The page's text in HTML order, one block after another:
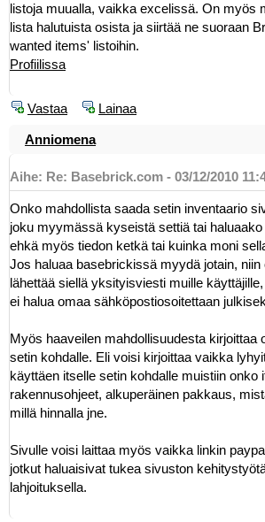
listoja muualla, vaikka excelissä. On myös
lista halutuista osista ja siirtää ne suoraan
wanted items' listoihin.
Profiilissa
Vastaa Lainaa
Anniomena
Aihe: Re: Basebrick.com - 03/12/2010
Onko mahdollista saada setin inventaario
joku myymässä kyseistä settiä tai
ehkä myös tiedon ketkä tai kuinka moni
Jos haluaa basebrickissä myydä jotain, niin
lähettää siellä yksityisviesti muille
ei halua omaa sähköpostiosoitettaan
Myös haaveilen mahdollisuudesta kirjoittaa
setin kohdalle. Eli voisi kirjoittaa vaikka
käyttäen itselle setin kohdalle muistiin onko
rakennusohjeet, alkuperäinen pakkaus,
millä hinnalla jne.
Sivulle voisi laittaa myös vaikka linkin
jotkut haluaisivat tukea sivuston
lahjoituksella.